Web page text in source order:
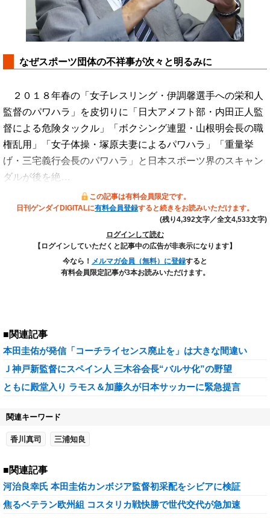
なぜスポーツ団体の不祥事が次々と明るみに
２０１８年春の「女子レスリング・伊調馨選手への栄和人
監督のパワハラ」を皮切りに「日大アメフト部・内田正人監
督による危険タックル」「ボクシング連盟・山根明会長の職
権乱用」「女子体操・塚原夫妻によるパワハラ」「重量挙
げ・三宅義行会長のパワハラ」と日本スポーツ界のスキャン
ダルが後を絶…
この記事は有料会員限定です。
日刊ゲンダイDIGITALに有料会員登録すると続きをお読みいただけます。
(残り4,392文字／全文4,533文字)
ログインして読む
【ログインしていただくと記事中の広告が非表示になります】
今なら！ メルマガ会員（無料）に登録すると
有料会員限定記事が3本お読みいただけます。
■関連記事
本田圭佑が発信「コーチライセンス廃止を」は大きな間違い
Ｊ神戸新監督にスペイン人 三木谷会長“バルサ化”の野望
ともに殿堂入り ラモス＆加藤久が日本サッカーに緊急提言
関連キーワード
香川真司 三浦知良
■関連記事
河治良幸氏 本田圭佑カンボジア監督初采配をシビアに検証
焦るベテラン欧州組 コスタリカ戦快勝で世代交代が急加速